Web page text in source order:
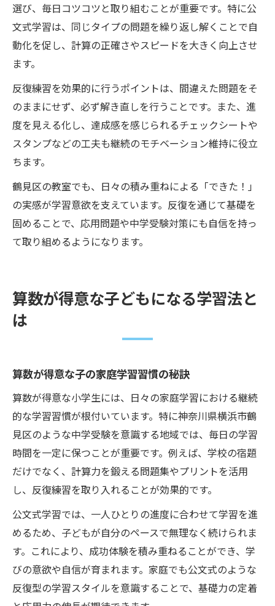
選び、毎日コツコツと取り組むことが重要です。特に公
文式学習は、同じタイプの問題を繰り返し解くことで自
動化を促し、計算の正確さやスピードを大きく向上させ
ます。
反復練習を効果的に行うポイントは、間違えた問題をそ
のままにせず、必ず解き直しを行うことです。また、進
度を見える化し、達成感を感じられるチェックシートや
スタンプなどの工夫も継続のモチベーション維持に役立
ちます。
鶴見区の教室でも、日々の積み重ねによる「できた！」
の実感が学習意欲を支えています。反復を通じて基礎を
固めることで、応用問題や中学受験対策にも自信を持っ
て取り組めるようになります。
算数が得意な子どもになる学習法と
は
算数が得意な子の家庭学習習慣の秘訣
算数が得意な小学生には、日々の家庭学習における継続
的な学習習慣が根付いています。特に神奈川県横浜市鶴
見区のような中学受験を意識する地域では、毎日の学習
時間を一定に保つことが重要です。例えば、学校の宿題
だけでなく、計算力を鍛える問題集やプリントを活用
し、反復練習を取り入れることが効果的です。
公文式学習では、一人ひとりの進度に合わせて学習を進
めるため、子どもが自分のペースで無理なく続けられま
す。これにより、成功体験を積み重ねることができ、学
びの意欲や自信が育まれます。家庭でも公文式のような
反復型の学習スタイルを意識することで、基礎力の定着